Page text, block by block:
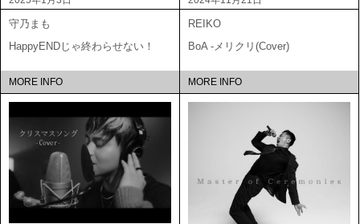
守乃まも
HappyENDじゃ終わらせない！
MORE INFO
REIKO
BoA -メリクリ(Cover)
MORE INFO